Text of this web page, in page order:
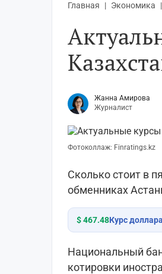
Главная Экономика
Жанна Амирова
Журналист
Фотоколлаж: Finratings.kz
Сколько стоит в
обменниках
$ 467.48Курс
Национальный
котировки